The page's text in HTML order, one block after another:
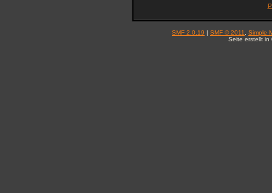
SMF 2.0.19 | SMF © 2011
Simple
Seite erstellt in